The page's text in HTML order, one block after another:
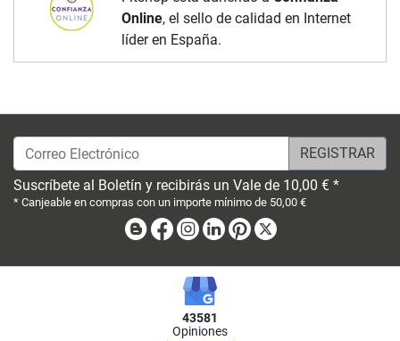
Online, el sello de calidad en Internet
líder en España.
Correo Electrónico
Suscríbete al Boletín y recibirás un Vale de 10,00 € *
* Canjeable en compras con un importe mínimo de 50,00 €
BlogFacebook
Instagram
LinkedinPinterest
43581
Opiniones